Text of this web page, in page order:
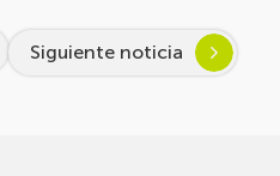
Siguiente noticia